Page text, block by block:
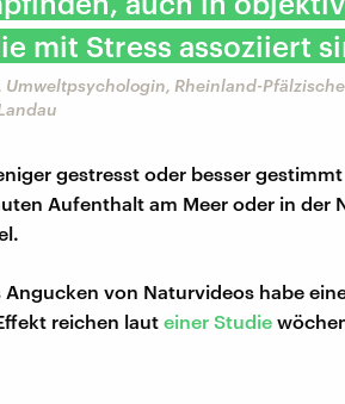
mit Stress assoziiert
Umweltpsychologin, Rheinland-
gestresst oder besser
Aufenthalt am Meer oder in der
Angucken von Naturvideos habe
reichen laut einer Studie